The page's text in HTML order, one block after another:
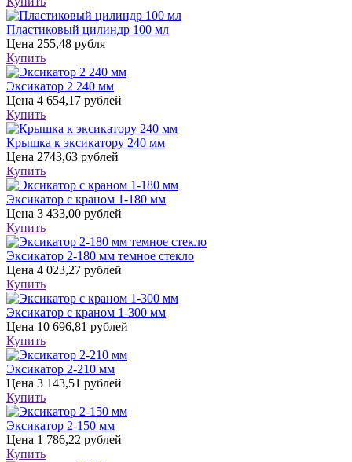
Пластиковый цилиндр 100 мл
Цена 255,48 рубля
Купить
Эксикатор 2 240 мм
Цена 4 654,17 рублей
Купить
Крышка к эксикатору 240 мм
Цена 2743,63 рублей
Купить
Эксикатор с краном 1-180 мм
Цена 3 433,00 рублей
Купить
Эксикатор 2-180 мм темное стекло
Цена 4 023,27 рублей
Купить
Эксикатор с краном 1-300 мм
Цена 10 696,81 рублей
Купить
Эксикатор 2-210 мм
Цена 3 143,51 рублей
Купить
Эксикатор 2-150 мм
Цена 1 786,22 рублей
Купить